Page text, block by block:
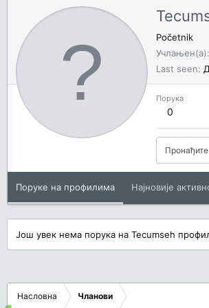
Početnik
Учлањен(а)
Last seen
Порука
0
Пронађите
Поруке на профилима Најновије
Још увек нема порука на Tecumseh
Насловна Чланови